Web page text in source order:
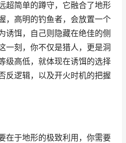
超简单的蹲守，它融合了地形
，高明的钓鱼者，会放置一个
诱饵，自己则隐藏在绝佳的侧
一刻，你不仅是猎人，更是洞
级高低，就体现在诱饵的选择
反逻辑，以及开火时机的把握
在于地形的极致利用，你需要